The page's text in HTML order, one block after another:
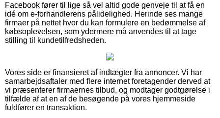
Facebook fører til lige så vel altid gode genveje til at få en
idé om e-forhandlerens pålidelighed. Herinde ses mange
firmaer på nettet hvor du kan formulere en bedømmelse af
købsoplevelsen, som ydermere må anvendes til at tage
stilling til kundetilfredsheden.
Vores side er finansieret af indtægter fra annoncer. Vi har
samarbejdsaftaler med flere internet foretagender derved at
vi præsenterer firmaernes tilbud, og modtager godtgørelse i
tilfælde af at en af de besøgende på vores hjemmeside
fuldfører en transaktion.